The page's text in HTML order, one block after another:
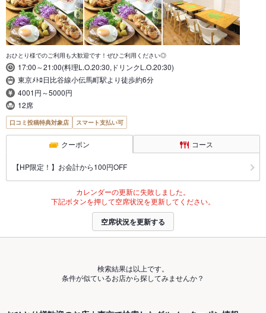
おひとり様でのご利用も大歓迎です！ぜひご利用ください◎
17:00～21:00(料理L.O.20:30,ドリンクL.O.20:30)
東京ﾒﾄﾛ日比谷線小伝馬町駅より徒歩約6分
4001円～5000円
12席
口コミ投稿特典対象店 スマート支払い可
クーポン コース
【HP限定！】お会計から100円OFF
カレンダーの更新に失敗しました。
下記ボタンを押して空席状況を更新してください。
空席状況を更新する
検索結果は以上です。
条件が似ているお店から探してみませんか？